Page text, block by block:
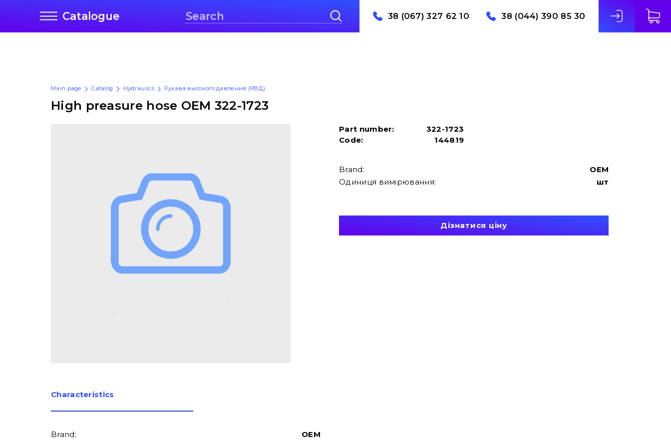
Catalogue 38 (067) 327 62 10 38 (044) 390 85 30
Main page Catalog Hydraulics Рукава высокого давления (РВД)
High preasure hose OEM 322-1723
Part number:
322-1723
Code:
144819
Brand:
OEM
Одиниця вимірювання:
шт
Дізнатися ціну
Сharacteristics
Brand: OEM